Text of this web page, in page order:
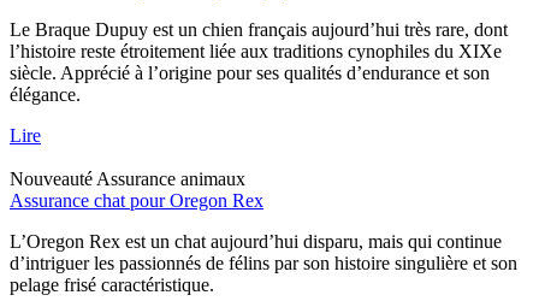
Le Braque Dupuy est un chien français aujourd’hui très rare, dont
l’histoire reste étroitement liée aux traditions cynophiles du XIXe
siècle. Apprécié à l’origine pour ses qualités d’endurance et son
élégance.
Lire
Nouveauté Assurance animaux
Assurance chat pour Oregon Rex
L’Oregon Rex est un chat aujourd’hui disparu, mais qui continue
d’intriguer les passionnés de félins par son histoire singulière et son
pelage frisé caractéristique.